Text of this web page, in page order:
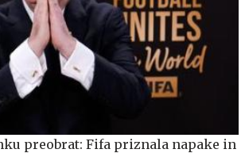
preobrat: Fifa priznala napake in